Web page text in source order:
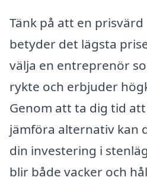
Tänk på att en
betyder det lägsta
välja en entreprenör
rykte och erbjuder
Genom att ta dig tid
jämföra alternativ kan
din investering i
blir både vacker och